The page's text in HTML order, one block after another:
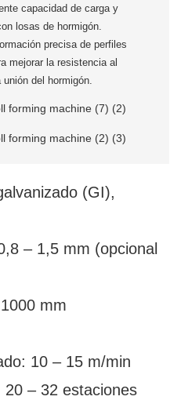
capacidad de carga y
losas de hormigón.
precisa de perfiles
mejorar la resistencia al
del hormigón.
(GI),
– 1,5 mm (opcional
mm
10 – 15 m/min
20 – 32 estaciones